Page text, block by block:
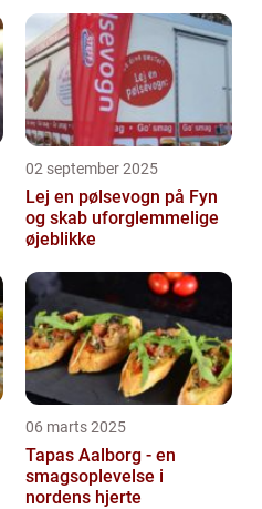
02 september 2025
Lej en pølsevogn på Fyn
og skab uforglemmelige
øjeblikke
06 marts 2025
Tapas Aalborg - en
smagsoplevelse i
nordens hjerte